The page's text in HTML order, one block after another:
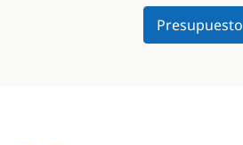
Presupuesto